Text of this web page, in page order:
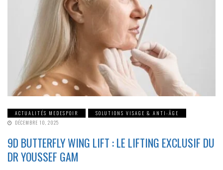
ACTUALITÉS MEDESPOIR
SOLUTIONS VISAGE & ANTI-ÂGE
DÉCEMBRE 10, 2025
9D BUTTERFLY WING LIFT : LE LIFTING EXCLUSIF DU
DR YOUSSEF GAM